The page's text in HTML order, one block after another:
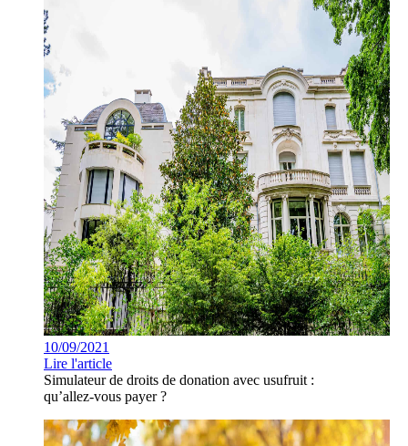
10/09/2021
Lire l'article
Simulateur de droits de donation avec usufruit :
qu’allez-vous payer ?